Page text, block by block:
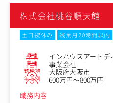
株式会社桃谷順天館
土日祝休み 残業月20時間以内
職種 インハウスアートデ
業種 事業会社
勤務地 大阪府大阪市
年収例
600万円～800万円
職務内容